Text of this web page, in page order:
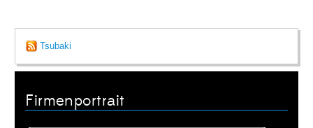
Tsubaki
Firmenportrait